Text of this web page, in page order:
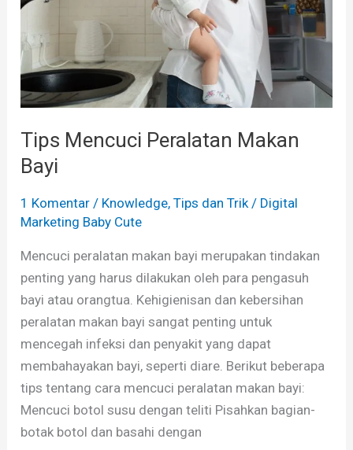
Tips Mencuci Peralatan Makan
Bayi
1 Komentar / Knowledge,Tips dan Trik/ Digital
Marketing Baby Cute
Mencuci peralatan makan bayi merupakan tindakan
penting yang harus dilakukan oleh para pengasuh
bayi atau orangtua. Kehigienisan dan kebersihan
peralatan makan bayi sangat penting untuk
mencegah infeksi dan penyakit yang dapat
membahayakan bayi, seperti diare. Berikut beberapa
tips tentang cara mencuci peralatan makan bayi:
Mencuci botol susu dengan teliti Pisahkan bagian-
botak botol dan basahi dengan